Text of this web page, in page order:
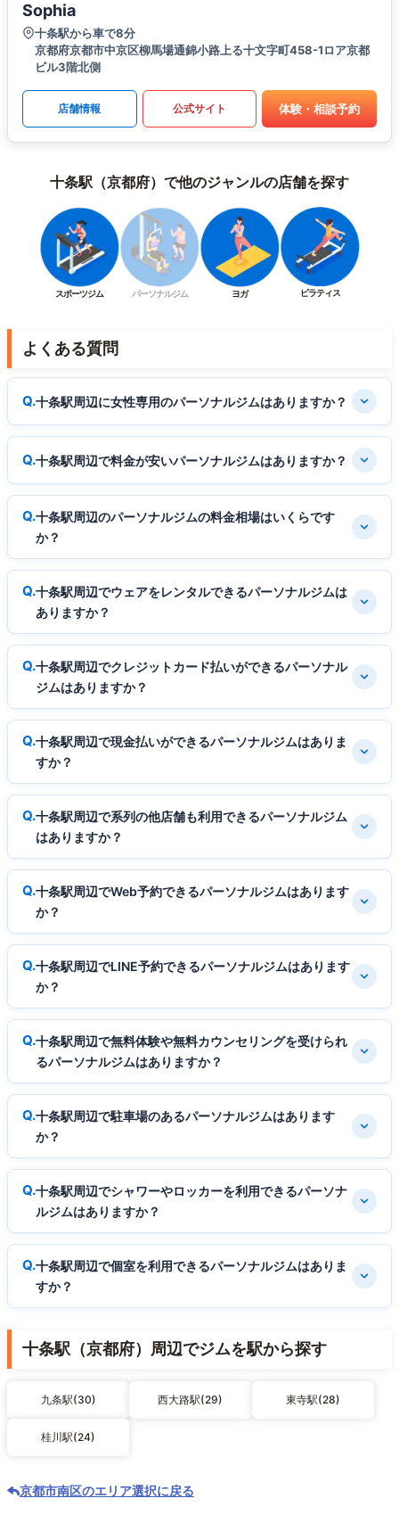
Sophia
十条駅から車で8分
京都府京都市中京区柳馬場通錦小路上る十文字町458-1ロア京都
ビル3階北側
店舗情報 公式サイト 体験・相談予約
十条駅（京都府）で他のジャンルの店舗を探す
スポーツジム パーソナルジム ヨガ ピラティス
よくある質問
十条駅周辺に女性専用のパーソナルジムはありますか？
十条駅周辺で料金が安いパーソナルジムはありますか？
十条駅周辺のパーソナルジムの料金相場はいくらです
か？
十条駅周辺でウェアをレンタルできるパーソナルジムは
ありますか？
十条駅周辺でクレジットカード払いができるパーソナル
ジムはありますか？
十条駅周辺で現金払いができるパーソナルジムはありま
すか？
十条駅周辺で系列の他店舗も利用できるパーソナルジム
はありますか？
十条駅周辺でWeb予約できるパーソナルジムはあります
か？
十条駅周辺でLINE予約できるパーソナルジムはあります
か？
十条駅周辺で無料体験や無料カウンセリングを受けられ
るパーソナルジムはありますか？
十条駅周辺で駐車場のあるパーソナルジムはあります
か？
十条駅周辺でシャワーやロッカーを利用できるパーソナ
ルジムはありますか？
十条駅周辺で個室を利用できるパーソナルジムはありま
すか？
十条駅（京都府）周辺でジムを駅から探す
九条駅(30) 西大路駅(29) 東寺駅(28)
桂川駅(24)
京都市南区のエリア選択に戻る